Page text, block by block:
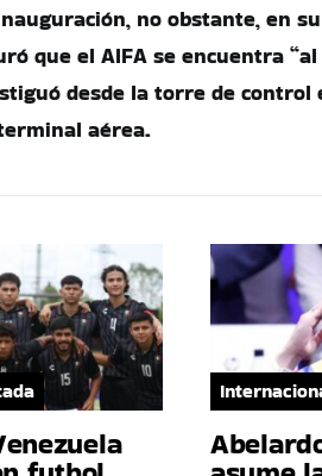
no obstante, en
que el AIFA se encuentra
desde la torre de control
aérea.